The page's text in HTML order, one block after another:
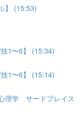
】 (15:53)
1〜6】 (15:34)
1〜6】 (15:14)
理学 サードプレイス